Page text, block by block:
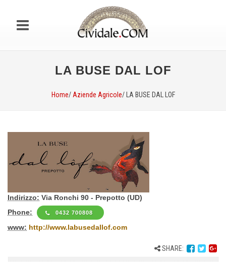
LA BUSE DAL LOF
Home/ Aziende Agricole/ LA BUSE DAL LOF
Indirizzo: Via Ronchi 90 - Prepotto (UD)
Phone:
0432 700808
www: http://www.labusedallof.com
SHARE: